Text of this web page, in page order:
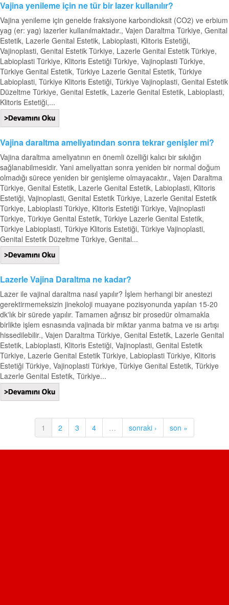
Vajina yenileme için ne tür bir lazer kullanılır?
Vajina yenileme için genelde fraksiyone karbondioksit (CO2) ve erbium
yag (er: yag) lazerler kullanılmaktadır., Vajen Daraltma Türkiye, Genital
Estetik, Lazerle Genital Estetik, Labioplasti, Klitoris Estetiği,
Vajinoplasti, Genital Estetik Türkiye, Lazerle Genital Estetik Türkiye,
Labioplasti Türkiye, Klitoris Estetiği Türkiye, Vajinoplasti Türkiye,
Türkiye Genital Estetik, Türkiye Lazerle Genital Estetik, Türkiye
Labioplasti, Türkiye Klitoris Estetiği, Türkiye Vajinoplasti, Genital Estetik
Düzeltme Türkiye, Genital Estetik, Lazerle Genital Estetik, Labioplasti,
Klitoris Estetiği,...
Vajina daraltma ameliyatından sonra tekrar genişler mi?
Vajina daraltma ameliyatının en önemli özelliği kalıcı bir sıkılığın
sağlanabilmesidir. Yani ameliyattan sonra yeniden bir normal doğum
olmadığı sürece yeniden bir genişleme olmayacaktır., Vajen Daraltma
Türkiye, Genital Estetik, Lazerle Genital Estetik, Labioplasti, Klitoris
Estetiği, Vajinoplasti, Genital Estetik Türkiye, Lazerle Genital Estetik
Türkiye, Labioplasti Türkiye, Klitoris Estetiği Türkiye, Vajinoplasti
Türkiye, Türkiye Genital Estetik, Türkiye Lazerle Genital Estetik,
Türkiye Labioplasti, Türkiye Klitoris Estetiği, Türkiye Vajinoplasti,
Genital Estetik Düzeltme Türkiye, Genital...
Lazerle Vajina Daraltma ne kadar?
Lazer ile vajinal daraltma nasıl yapılır? İşlem herhangi bir anestezi
gerektirmemeksizin jinekoloji muayane pozisyonunda yapılan 15-20
dk'lık bir sürede yapılır. Tamamen ağrısız bir prosedür olmamakla
birlikte işlem esnasında vajinada bir miktar yanma batma ve ısı artışı
hissedilebilir., Vajen Daraltma Türkiye, Genital Estetik, Lazerle Genital
Estetik, Labioplasti, Klitoris Estetiği, Vajinoplasti, Genital Estetik
Türkiye, Lazerle Genital Estetik Türkiye, Labioplasti Türkiye, Klitoris
Estetiği Türkiye, Vajinoplasti Türkiye, Türkiye Genital Estetik, Türkiye
Lazerle Genital Estetik, Türkiye...
1 2 3 4 … sonraki › son »